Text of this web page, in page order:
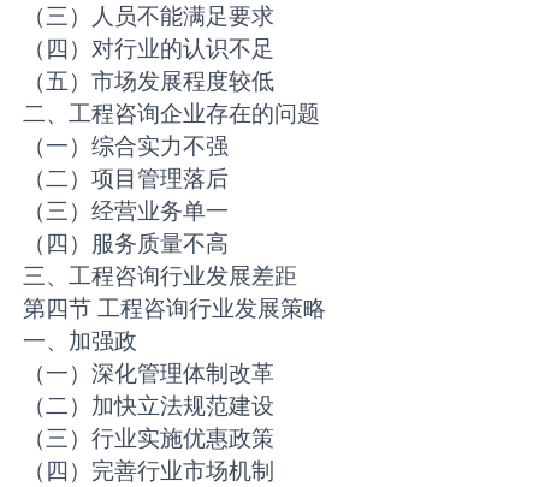
（三）人员不能满足要求
（四）对行业的认识不足
（五）市场发展程度较低
二、工程咨询企业存在的问题
（一）综合实力不强
（二）项目管理落后
（三）经营业务单一
（四）服务质量不高
三、工程咨询行业发展差距
第四节 工程咨询行业发展策略
一、加强政
（一）深化管理体制改革
（二）加快立法规范建设
（三）行业实施优惠政策
（四）完善行业市场机制